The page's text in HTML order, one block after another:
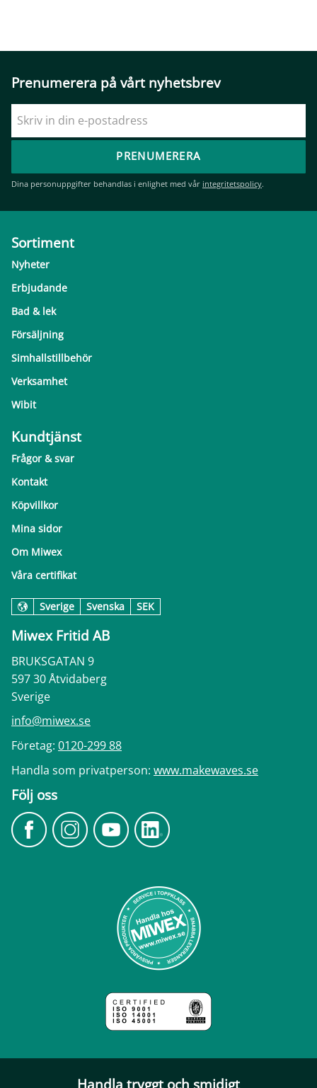
Prenumerera på vårt nyhetsbrev
PRENUMERERA
Dina personuppgifter behandlas i enlighet med vår integritetspolicy.
Sortiment
Nyheter
Erbjudande
Bad & lek
Försäljning
Simhallstillbehör
Verksamhet
Wibit
Kundtjänst
Frågor & svar
Kontakt
Köpvillkor
Mina sidor
Om Miwex
Våra certifikat
Sverige Svenska SEK
Miwex Fritid AB
BRUKSGATAN 9
597 30 Åtvidaberg
Sverige
info@miwex.se
Företag: 0120-299 88
Handla som privatperson: www.makewaves.se
Följ oss